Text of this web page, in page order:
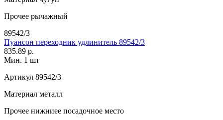
Прочее рычажный
89542/3
Пуансон переходник удлинитель 89542/3
835.89 р.
Мин. 1 шт
Артикул 89542/3
Материал металл
Прочее нижниее посадочное место